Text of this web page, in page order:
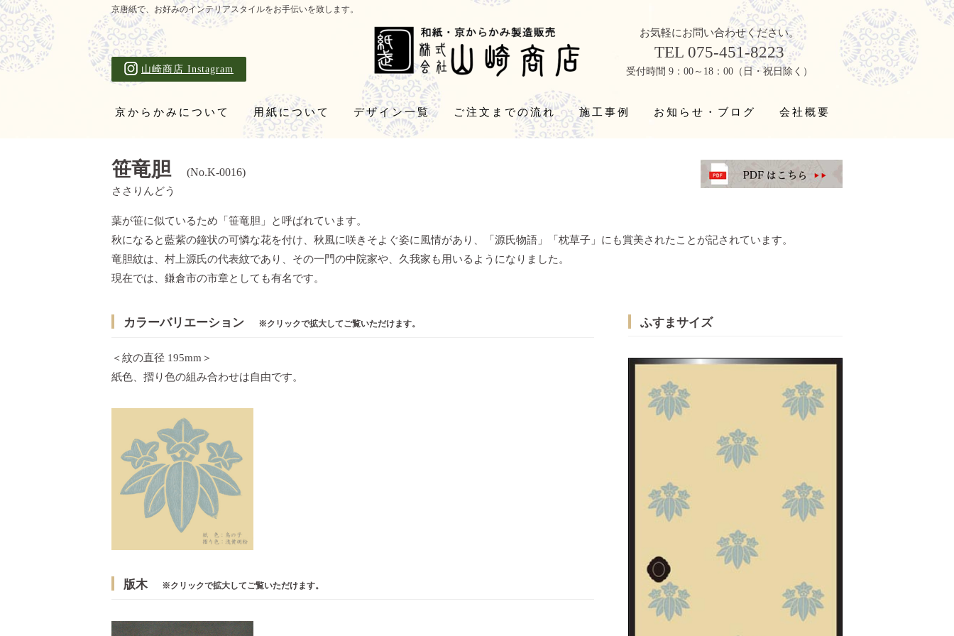
山崎商店 Instagram
京唐紙で、お好みのインテリアスタイルをお手伝いを致します。
お気軽にお問い合わせください。
TEL 075-451-8223
受付時間 9：00～18：00（日・祝日除く）
京からかみについて 用紙について デザイン一覧 ご注文までの流れ 施工事例 お知らせ・ブログ 会社概要
笹竜胆 (No.K-0016)
ささりんどう
葉が笹に似ているため「笹竜胆」と呼ばれています。
秋になると藍紫の鐘状の可憐な花を付け、秋風に咲きそよぐ姿に風情があり、「源氏物語」「枕草子」にも賞美されたことが記されています。
竜胆紋は、村上源氏の代表紋であり、その一門の中院家や、久我家も用いるようになりました。
現在では、鎌倉市の市章としても有名です。
カラーバリエーション ※クリックで拡大してご覧いただけます。
＜紋の直径 195mm＞
紙色、摺り色の組み合わせは自由です。
版木 ※クリックで拡大してご覧いただけます。
ふすまサイズ